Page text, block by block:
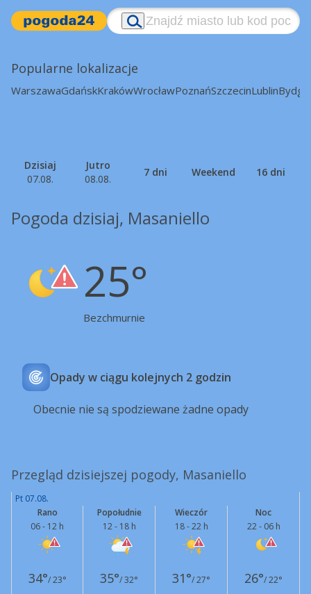
Popularne lokalizacje
WarszawaGdańskKrakówWrocławPoznańSzczecinLublin
Dzisiaj
07.08.
Jutro
08.08.
7 dni Weekend 16 dni
Pogoda dzisiaj, Masaniello
25°
Bezchmurnie
Opady w ciągu kolejnych 2 godzin
Obecnie nie są spodziewane żadne opady
Przegląd dzisiejszej pogody, Masaniello
Pt 07.08.
Rano
06 - 12 h
Popołudnie
12 - 18 h
Wieczór
18 - 22 h
Noc
22 - 06 h
34°/ 23° 35°/ 32° 31°/ 27° 26°/ 22°